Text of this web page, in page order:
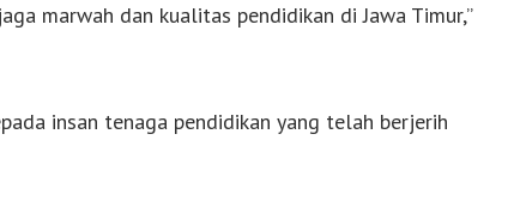
marwah dan kualitas pendidikan di Jawa Timur,”
insan tenaga pendidikan yang telah berjerih